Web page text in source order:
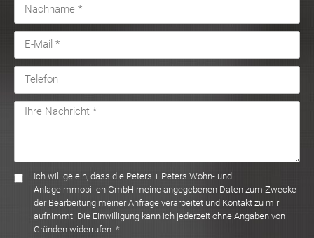
Ich willige ein, dass die Peters + Peters Wohn- und
Anlageimmobilien GmbH meine angegebenen Daten zum Zwecke
der Bearbeitung meiner Anfrage verarbeitet und Kontakt zu mir
aufnimmt. Die Einwilligung kann ich jederzeit ohne Angaben von
Gründen widerrufen. *